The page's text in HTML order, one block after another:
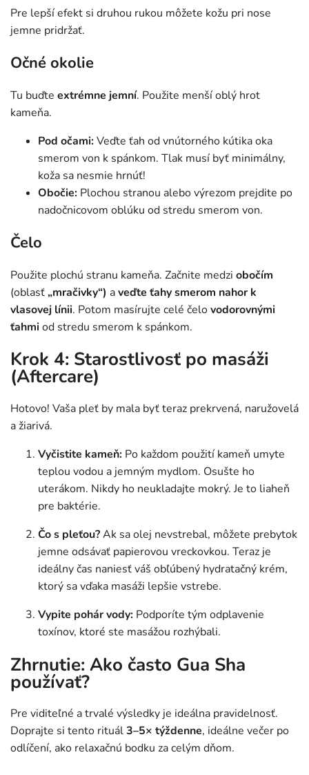
Pre lepší efekt si druhou rukou môžete kožu pri nose
jemne pridržať.
Očné okolie
Tu buďte extrémne jemní. Použite menší oblý hrot
kameňa.
Pod očami:Veďte ťah od vnútorného kútika oka
smerom von k spánkom. Tlak musí byť minimálny,
koža sa nesmie hrnúť!
Obočie: Plochou stranou alebo výrezom prejdite po
nadočnicovom oblúku od stredu smerom von.
Čelo
Použite plochú stranu kameňa. Začnite medzi obočím
(oblasť„mračivky“) aveďte ťahy smerom nahor k
vlasovej línii. Potom masírujte celé čelovodorovnými
ťahmiod stredu smerom k spánkom.
Krok 4: Starostlivosť po masáži
(Aftercare)
Hotovo! Vaša pleť by mala byť teraz prekrvená, naružovelá
a žiarivá.
Vyčistite kameň: Po každom použití kameň umyte
teplou vodou a jemným mydlom. Osušte ho
uterákom. Nikdy ho neukladajte mokrý. Je to liaheň
pre baktérie.
Čo s pleťou?Ak sa olej nevstrebal, môžete prebytok
jemne odsávať papierovou vreckovkou. Teraz je
ideálny čas naniesť váš obľúbený hydratačný krém,
ktorý sa vďaka masáži lepšie vstrebe.
Vypite pohár vody: Podporíte tým odplavenie
toxínov, ktoré ste masážou rozhýbali.
Zhrnutie: Ako často Gua Sha
používať?
Pre viditeľné a trvalé výsledky je ideálna pravidelnosť.
Doprajte si tento rituál3–5× týždenne, ideálne večer po
odlíčení, ako relaxačnú bodku za celým dňom.